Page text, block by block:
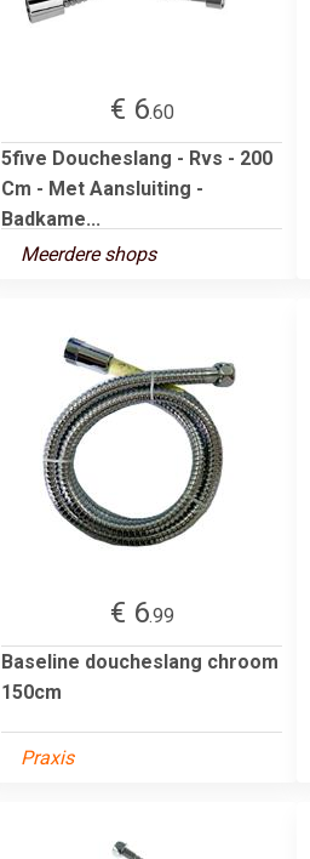
€ 6.60
5five Doucheslang - Rvs - 200
Cm - Met Aansluiting -
Badkame...
Meerdere shops
€ 6.99
Baseline doucheslang chroom
150cm
Praxis